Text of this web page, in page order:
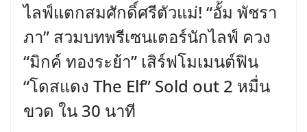
ไลฟ์แตกสมศักดิ์ศรีตัวแม่! “อั้ม พัชรา
ภา” สวมบทพรีเซนเตอร์นักไลฟ์ ควง
“มิกค์ ทองระย้า” เสิร์ฟโมเมนต์ฟิน
“โดสแดง The Elf” Sold out 2 หมื่น
ขวด ใน 30 นาที